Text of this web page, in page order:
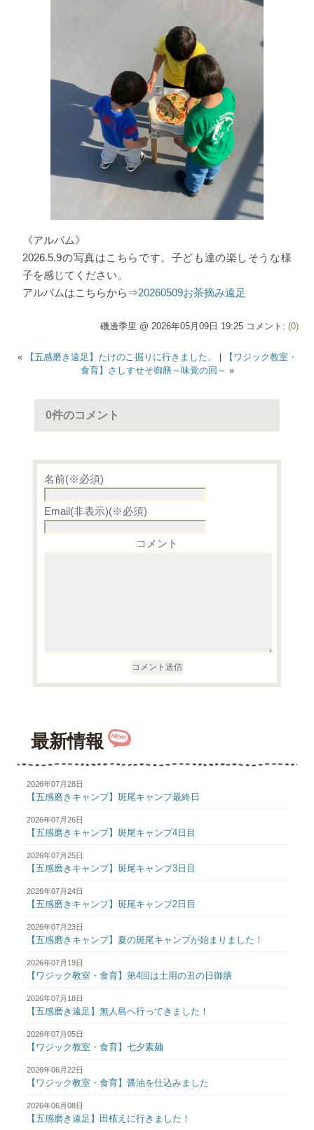
《アルバム》
2026.5.9の写真はこちらです。子ども達の楽しそうな様
子を感じてください。
アルバムはこちらから⇒20260509お茶摘み遠足
磯邊季里 @ 2026年05月09日 19:25 コメント: (0)
« 【五感磨き遠足】たけのこ掘りに行きました。
【ワジック教室・
食育】さしすせそ御膳～味覚の回～ »
0件のコメント
名前(※必須)
Email(非表示)(※必須)
コメント
最新情報
2026年07月28日
【五感磨きキャンプ】斑尾キャンプ最終日
2026年07月26日
【五感磨きキャンプ】斑尾キャンプ4日目
2026年07月25日
【五感磨きキャンプ】斑尾キャンプ3日目
2026年07月24日
【五感磨きキャンプ】斑尾キャンプ2日目
2026年07月23日
【五感磨きキャンプ】夏の斑尾キャンプが始まりました！
2026年07月19日
【ワジック教室・食育】第4回は土用の丑の日御膳
2026年07月18日
【五感磨き遠足】無人島へ行ってきました！
2026年07月05日
【ワジック教室・食育】七夕素麺
2026年06月22日
【ワジック教室・食育】醤油を仕込みました
2026年06月08日
【五感磨き遠足】田植えに行きました！